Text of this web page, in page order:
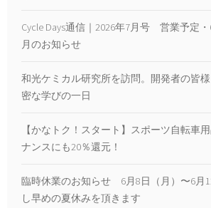
Cycle Days通信｜2026年7月号 営業予定
月のお知らせ
和光ケミカル研究所を訪問。開発者の皆
密な学びの一日
【かなトク！スタート】スポーツ自転車
ナンスにも20％還元！
臨時休業のお知らせ 6月8日（月）〜6月
し早めの夏休みを頂きます